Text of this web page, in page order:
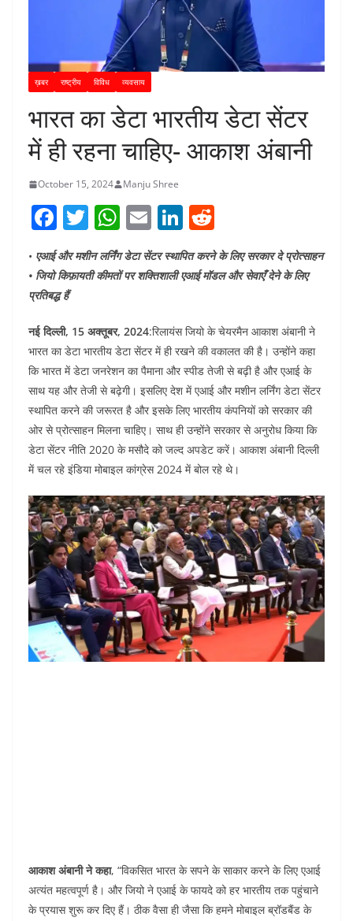
ख़बर राष्ट्रीय विविध व्यवसाय
भारत का डेटा भारतीय डेटा सेंटर
में ही रहना चाहिए- आकाश अंबानी
October 15, 2024 Manju Shree
F
a
c
e
b
o
o
k
T
w
itt
W
h
at
p
p
E
m
ai
Li
n
k
e
dI
n
e
d
t
• एआई और मशीन लर्निंग डेटा सेंटर स्थापित करने के लिए सरकार दे प्रोत्साहन
• जियो किफ़ायती कीमतों पर शक्तिशाली एआई मॉडल और सेवाएँ देने के लिए
प्रतिबद्ध हैं
नई दिल्ली, 15 अक्तूबर, 2024:रिलायंस जियो के चेयरमैन आकाश अंबानी ने
भारत का डेटा भारतीय डेटा सेंटर में ही रखने की वकालत की है। उन्होंने कहा
कि भारत में डेटा जनरेशन का पैमाना और स्पीड तेजी से बढ़ी है और एआई के
साथ यह और तेजी से बढ़ेगी। इसलिए देश में एआई और मशीन लर्निंग डेटा सेंटर
स्थापित करने की जरूरत है और इसके लिए भारतीय कंपनियों को सरकार की
ओर से प्रोत्साहन मिलना चाहिए। साथ ही उन्होंने सरकार से अनुरोध किया कि
डेटा सेंटर नीति 2020 के मसौदे को जल्द अपडेट करें। आकाश अंबानी दिल्ली
में चल रहे इंडिया मोबाइल कांग्रेस 2024 में बोल रहे थे।
आकाश अंबानी ने कहा, “विकसित भारत के सपने के साकार करने के लिए एआई
अत्यंत महत्वपूर्ण है। और जियो ने एआई के फायदे को हर भारतीय तक पहुंचाने
के प्रयास शुरू कर दिए हैं। ठीक वैसा ही जैसा कि हमने मोबाइल ब्रॉडबैंड के